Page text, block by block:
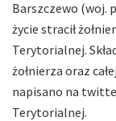
Barszczewo (woj.
życie stracił
Terytorialnej.
żołnierza oraz
napisano na
Terytorialnej.